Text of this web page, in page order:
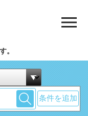
。
条件を追加